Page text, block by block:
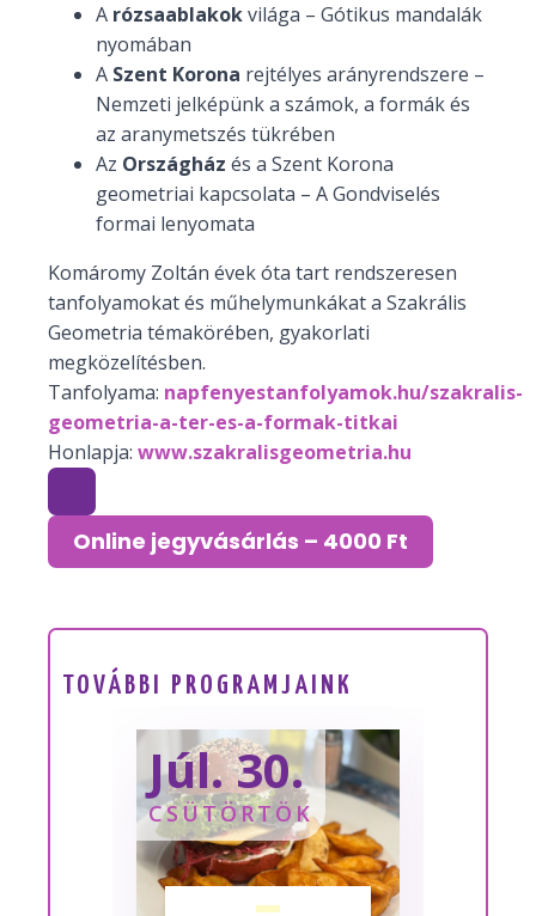
A rózsaablakokvilága – Gótikus mandalák
nyomában
A Szent Korona rejtélyes arányrendszere –
Nemzeti jelképünk a számok, a formák és
az aranymetszés tükrében
Az Országház és a Szent Korona
geometriai kapcsolata – A Gondviselés
formai lenyomata
Komáromy Zoltán évek óta tart rendszeresen
tanfolyamokat és műhelymunkákat a Szakrális
Geometria témakörében, gyakorlati
megközelítésben.
Tanfolyama: napfenyestanfolyamok.hu/szakralis-
geometria-a-ter-es-a-formak-titkai
Honlapja: www.szakralisgeometria.hu
Online jegyvásárlás – 4000 Ft
TOVÁBBI PROGRAMJAINK
Júl. 30.
CSÜTÖRTÖK